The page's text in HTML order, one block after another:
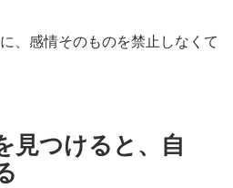
、感情そのものを禁止しなくて
見つけると、自